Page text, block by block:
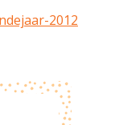
2012